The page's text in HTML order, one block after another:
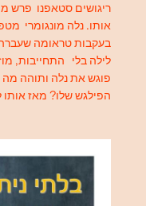
ריגושים סטאפנו פרש
אותו. נלה מונגומרי
בעקבות טראומה
לילה בלי התחייבות,
פוגש את נלה ותוהה
הפילגש שלו? מאז